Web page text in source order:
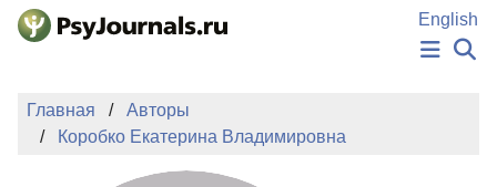
Перейти к основному содержанию
English
ИЗДАНИЯ
АВТОРЫ
ПОДАТЬ РУКОПИСЬ
Главная
Авторы
Коробко Екатерина Владимировна